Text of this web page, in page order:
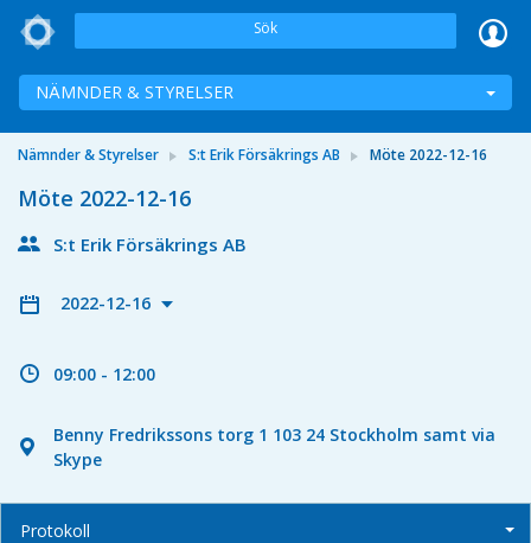
Sök
NÄMNDER & STYRELSER
Nämnder & Styrelser S:t Erik Försäkrings AB Möte 2022-12-16
Möte 2022-12-16
S:t Erik Försäkrings AB
2022-12-16
09:00 - 12:00
Benny Fredrikssons torg 1 103 24 Stockholm samt via
Skype
Protokoll